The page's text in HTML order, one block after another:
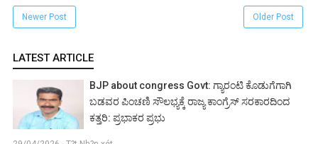
Newer Post Older Post
LATEST ARTICLE
BJP about congress Govt: ಗ್ಯಾರಂಟಿ ಕೊಡುಗೆಗಾಗಿ
ಬಡವರ ಪಿಂಚಣಿ ಸೌಲಭ್ಯಕ್ಕೆ ರಾಜ್ಯ ಕಾಂಗ್ರೆಸ್ ಸರಕಾರದಿಂದ
ಕತ್ತರಿ: ಪ್ರಭಾಕರ ಪ್ರಭು